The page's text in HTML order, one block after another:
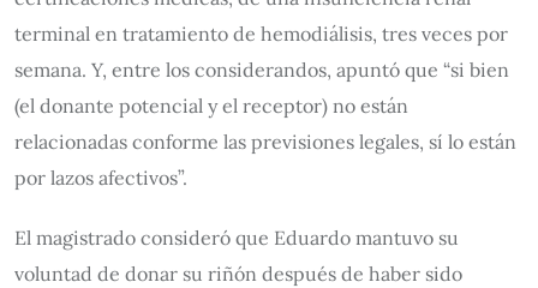
terminal en tratamiento de hemodiálisis, tres veces por
semana. Y, entre los considerandos, apuntó que “si bien
(el donante potencial y el receptor) no están
relacionadas conforme las previsiones legales, sí lo están
por lazos afectivos”.
El magistrado consideró que Eduardo mantuvo su
voluntad de donar su riñón después de haber sido